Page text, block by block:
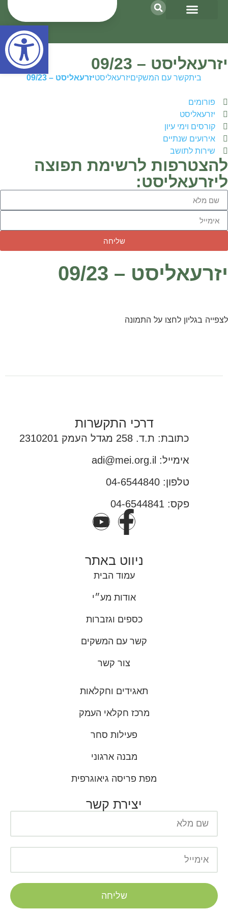
יזרעאליסט – 09/23
ביתקשר עם המשקיםיזרעאליסטיזרעאליסט – 09/23
פורומים
יזרעאליסט
קורסים וימי עיון
אירועים שנתיים
שירות לתושב
להצטרפות לרשימת תפוצה
ליזרעאליסט:
שליחה
יזרעאליסט – 09/23
לצפייה בגליון לחצו על התמונה
דרכי התקשרות
כתובת: ת.ד. 258 מגדל העמק 2310201
אימייל: adi@mei.org.il
טלפון: 04-6544840
פקס: 04-6544841
ניווט באתר
עמוד הבית
אודות מע״י
כספים וגזברות
קשר עם המשקים
צור קשר
תאגידים וחקלאות
מרכז חקלאי העמק
פעילות סחר
מבנה ארגוני
מפת פריסה גיאוגרפית
יצירת קשר
שליחה
פתח סרגל נגישות